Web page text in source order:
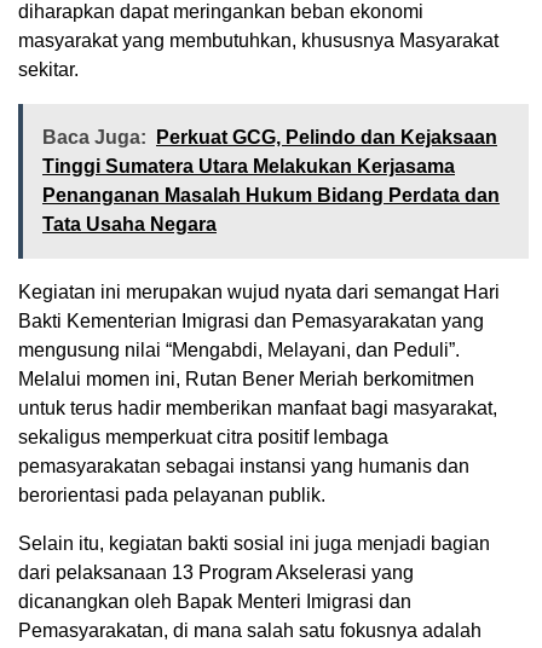
diharapkan dapat meringankan beban ekonomi
masyarakat yang membutuhkan, khususnya Masyarakat
sekitar.
Baca Juga:
Perkuat GCG, Pelindo dan Kejaksaan
Tinggi Sumatera Utara Melakukan Kerjasama
Penanganan Masalah Hukum Bidang Perdata dan
Tata Usaha Negara
Kegiatan ini merupakan wujud nyata dari semangat Hari
Bakti Kementerian Imigrasi dan Pemasyarakatan yang
mengusung nilai “Mengabdi, Melayani, dan Peduli”.
Melalui momen ini, Rutan Bener Meriah berkomitmen
untuk terus hadir memberikan manfaat bagi masyarakat,
sekaligus memperkuat citra positif lembaga
pemasyarakatan sebagai instansi yang humanis dan
berorientasi pada pelayanan publik.
Selain itu, kegiatan bakti sosial ini juga menjadi bagian
dari pelaksanaan 13 Program Akselerasi yang
dicanangkan oleh Bapak Menteri Imigrasi dan
Pemasyarakatan, di mana salah satu fokusnya adalah